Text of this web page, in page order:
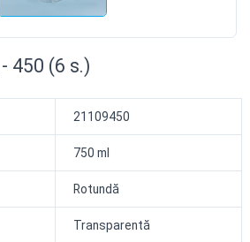
450 (6 s.)
21109450
750 ml
Rotundă
Transparentă